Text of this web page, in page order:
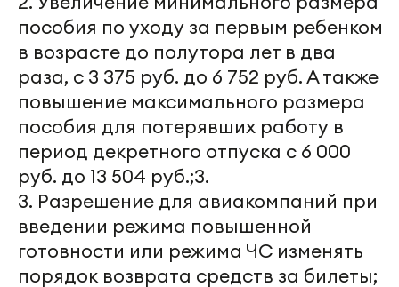
пособия по уходу за первым ребенком
в возрасте до полутора лет в два
раза, с 3 375 руб. до 6 752 руб. А также
повышение максимального размера
пособия для потерявших работу в
период декретного отпуска с 6 000
руб. до 13 504 руб.;3.
3. Разрешение для авиакомпаний при
введении режима повышенной
готовности или режима ЧС изменять
порядок возврата средств за билеты;